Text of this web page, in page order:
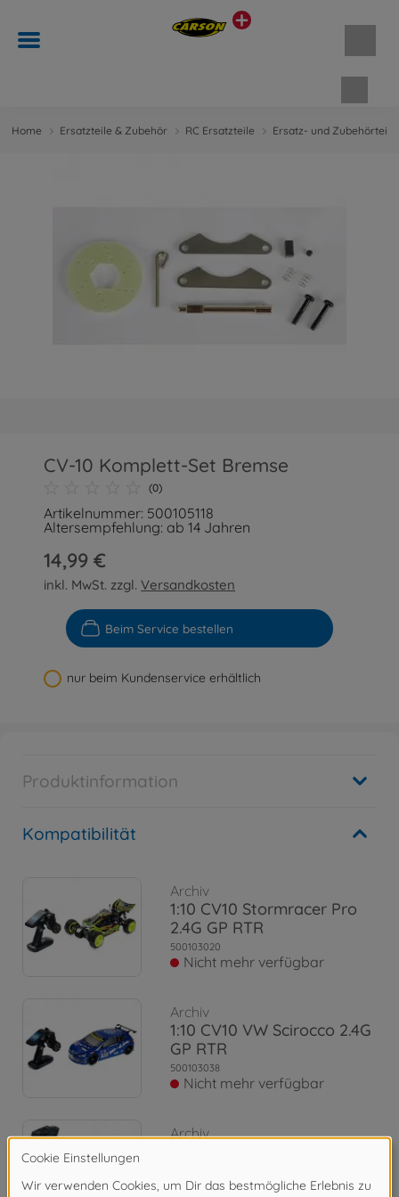
Home Ersatzteile & Zubehör RC Ersatzteile Ersatz- und
CV-10 Komplett-Set Bremse
(0)
Artikelnummer: 500105118
Altersempfehlung: ab 14 Jahren
14,99 €
inkl. MwSt. zzgl.Versandkosten
Beim Service bestellen
nur beim Kundenservice erhältlich
Produktinformation
Kompatibilität
Archiv
1:10 CV10 Stormracer Pro
2.4G GP RTR
500103020
Nicht mehr verfügbar
Archiv
1:10 CV10 VW Scirocco 2.4G
GP RTR
500103038
Nicht mehr verfügbar
Archiv
500103042